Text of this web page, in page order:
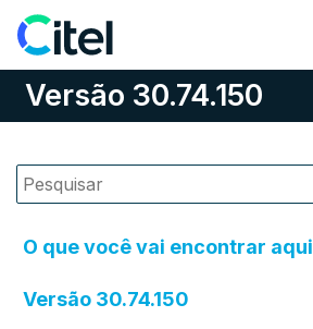
Pular para o conteúdo
Versão 30.74.150
O que você vai encontrar aqui
Versão 30.74.150